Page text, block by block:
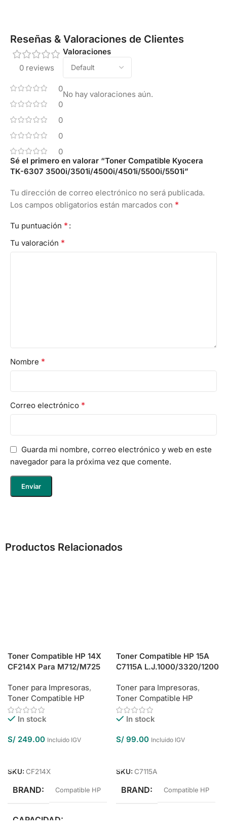
Reseñas & Valoraciones de Clientes
0 reviews
0
0
0
0
0
Valoraciones
No hay valoraciones aún.
Sé el primero en valorar “Toner Compatible Kyocera
TK-6307 3500i/3501i/4500i/4501i/5500i/5501i”
Tu dirección de correo electrónico no será publicada.
Los campos obligatorios están marcados con *
Tu puntuación *
Tu valoración *
Nombre *
Correo electrónico *
Guarda mi nombre, correo electrónico y web en este
navegador para la próxima vez que comente.
Productos Relacionados
Toner Compatible HP 14X
CF214X Para M712/M725
Toner para Impresoras,
Toner Compatible HP
In stock
S/ 249.00 Incluido IGV
SKU: CF214X
BRAND Compatible HP
CAPACIDAD
Toner Compatible HP 15A
C7115A L.J.1000/3320/1200
Toner para Impresoras,
Toner Compatible HP
In stock
S/ 99.00 Incluido IGV
SKU: C7115A
BRAND Compatible HP